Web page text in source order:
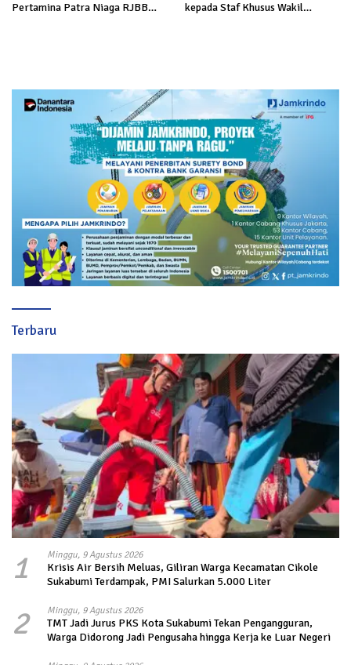
Pertamina Patra Niaga RJBB
kepada Staf Khusus Wakil
Terbaru
1 Minggu, 9 Agustus 2026
Krisis Air Bersih Meluas, Giliran Warga Kecamatan Cikole
Sukabumi Terdampak, PMI Salurkan 5.000 Liter
2 Minggu, 9 Agustus 2026
TMT Jadi Jurus PKS Kota Sukabumi Tekan Pengangguran,
Warga Didorong Jadi Pengusaha hingga Kerja ke Luar Negeri